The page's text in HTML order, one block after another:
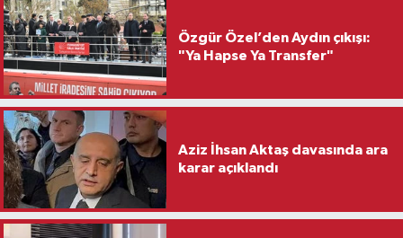
Özgür Özel’den Aydın çıkışı:
"Ya Hapse Ya Transfer"
Aziz İhsan Aktaş davasında ara
karar açıklandı